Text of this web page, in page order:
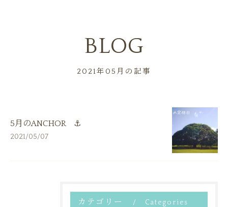
BLOG
2021年05月の記事
5月のANCHOR ⚓
2021/05/07
カテゴリー Categories